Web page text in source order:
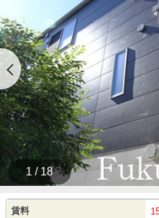
1 / 18
賃料